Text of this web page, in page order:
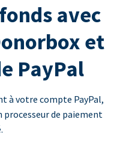
avec
et
PayPal
à votre compte PayPal,
processeur de paiement